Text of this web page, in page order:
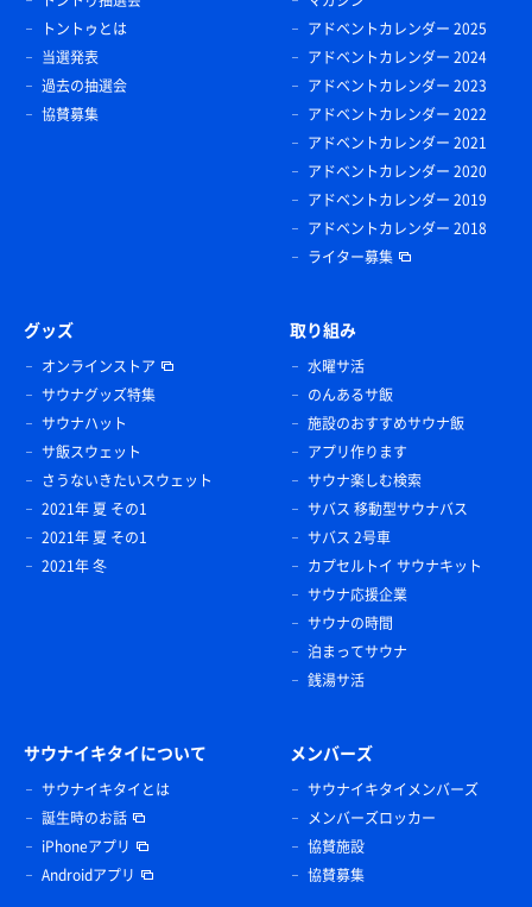
トントゥとは
当選発表
過去の抽選会
協賛募集
アドベントカレンダー 2025
アドベントカレンダー 2024
アドベントカレンダー 2023
アドベントカレンダー 2022
アドベントカレンダー 2021
アドベントカレンダー 2020
アドベントカレンダー 2019
アドベントカレンダー 2018
ライター募集
グッズ
オンラインストア
サウナグッズ特集
サウナハット
サ飯スウェット
さうないきたいスウェット
2021年 夏 その1
2021年 夏 その1
2021年 冬
取り組み
水曜サ活
のんあるサ飯
施設のおすすめサウナ飯
アプリ作ります
サウナ楽しむ検索
サバス 移動型サウナバス
サバス 2号車
カプセルトイ サウナキット
サウナ応援企業
サウナの時間
泊まってサウナ
銭湯サ活
サウナイキタイについて
サウナイキタイとは
誕生時のお話
iPhoneアプリ
Androidアプリ
メンバーズ
サウナイキタイメンバーズ
メンバーズロッカー
協賛施設
協賛募集